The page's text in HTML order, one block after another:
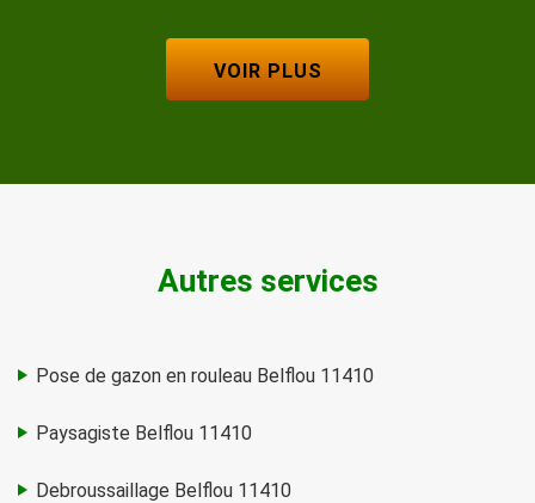
VOIR PLUS
Autres services
Pose de gazon en rouleau Belflou 11410
Paysagiste Belflou 11410
Debroussaillage Belflou 11410